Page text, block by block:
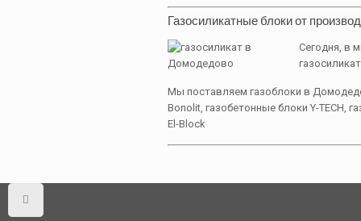
Газосиликатные блоки от
Сегодня, в
Мы поставляем газоблоки в
Bonolit, газобетонные блоки Y-TECH,
El-Block